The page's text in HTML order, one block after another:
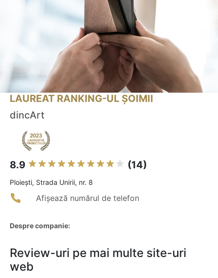
LAUREAT RANKING-UL ȘOIMII
dincArt
8.9 (14)
Ploieşti, Strada Unirii, nr. 8
Afișează numărul de telefon
Despre companie:
Review-uri pe mai multe site-uri
web